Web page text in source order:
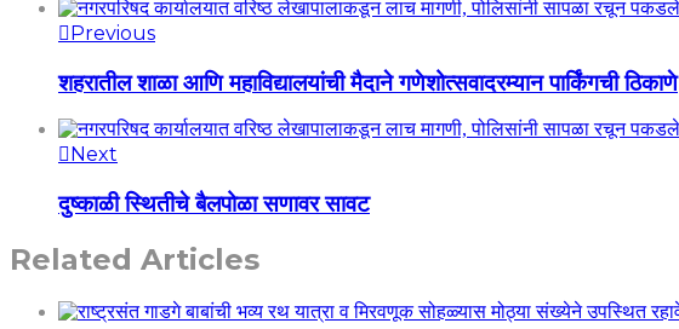
Previous
शहरातील शाळा आणि महाविद्यालयांची मैदाने गणेशोत्सवादरम्यान पार्किंगची ठिकाणे
Next
दुष्काळी स्थितीचे बैलपोळा सणावर सावट
Related Articles